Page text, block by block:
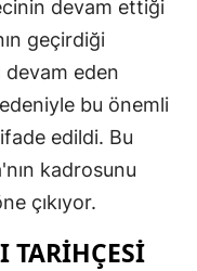
devam ettiği
geçirdiği
devam eden
bu önemli
edildi. Bu
kadrosunu
çıkıyor.
TARIHÇESI